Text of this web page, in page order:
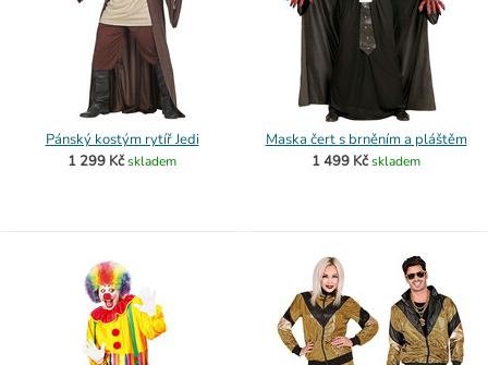
Pánský kostým rytíř Jedi
1 299 Kčskladem
Maska čert s brněním a pláštěm
1 499 Kčskladem